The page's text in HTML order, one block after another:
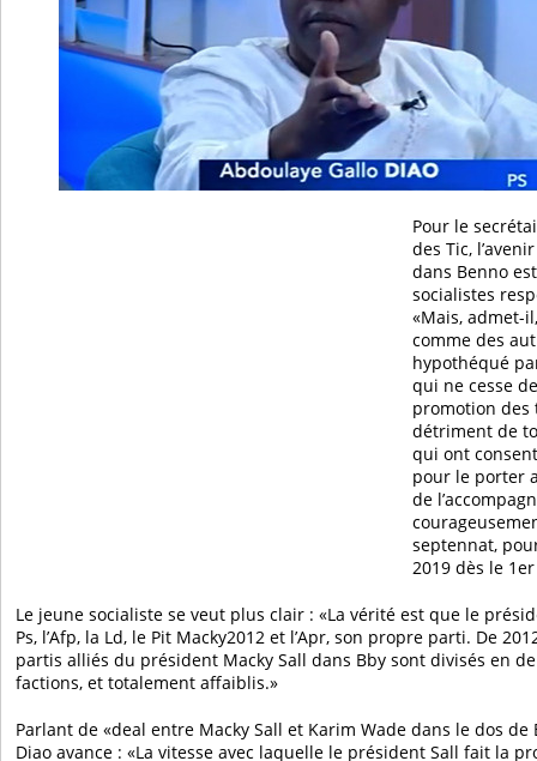
Pour le
des Tic,
dans Benno
socialistes
«Mais, admet-
comme des
hypothéqué
qui ne cesse
promotion des
détriment de
qui ont
pour le porter
de
septennat,
2019 dès le
Le jeune socialiste se veut plus clair : «La vérité est que le
Ps, l’Afp, la Ld, le Pit Macky2012 et l’Apr, son propre parti. De
partis alliés du président Macky Sall dans Bby sont divisés en
factions, et totalement affaiblis.»
Parlant de «deal entre Macky Sall et Karim Wade dans le dos de
Diao avance : «La vitesse avec laquelle le président Sall fait la